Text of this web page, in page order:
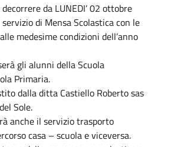
da LUNEDI’ 02 ottobre
di Mensa Scolastica con le
medesime condizioni dell’anno
gli alunni della Scuola
Primaria.
dalla ditta Castiello Roberto sas
Sole.
anche il servizio trasporto
casa – scuola e viceversa.